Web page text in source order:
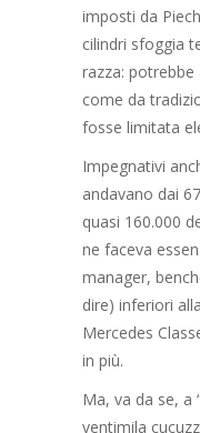
imposti da
cilindri sfoggia
razza: potrebbe
come da
fosse limitata
Impegnativi
andavano dai
quasi 160.000
ne faceva
manager,
dire) inferiori
Mercedes
in più.
Ma, va da se, a
ventimila